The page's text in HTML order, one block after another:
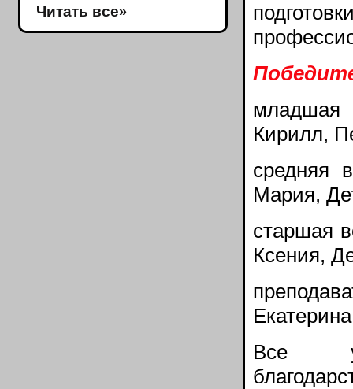
Читать все»
младшая
Кирилл,
средняя
Мария,
старшая
Ксения,
Все